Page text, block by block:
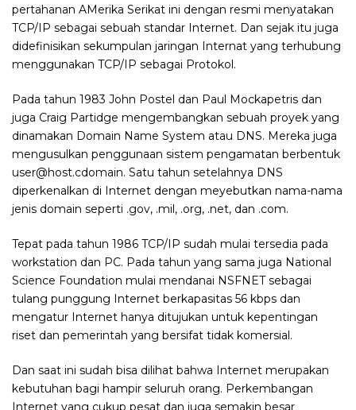
pertahanan AMerika Serikat ini dengan resmi menyatakan
TCP/IP sebagai sebuah standar Internet. Dan sejak itu juga
didefinisikan sekumpulan jaringan Internat yang terhubung
menggunakan TCP/IP sebagai Protokol.
Pada tahun 1983 John Postel dan Paul Mockapetris dan
juga Craig Partidge mengembangkan sebuah proyek yang
dinamakan Domain Name System atau DNS. Mereka juga
mengusulkan penggunaan sistem pengamatan berbentuk
user@host.cdomain. Satu tahun setelahnya DNS
diperkenalkan di Internet dengan meyebutkan nama-nama
jenis domain seperti .gov, .mil, .org, .net, dan .com.
Tepat pada tahun 1986 TCP/IP sudah mulai tersedia pada
workstation dan PC. Pada tahun yang sama juga National
Science Foundation mulai mendanai NSFNET sebagai
tulang punggung Internet berkapasitas 56 kbps dan
mengatur Internet hanya ditujukan untuk kepentingan
riset dan pemerintah yang bersifat tidak komersial.
Dan saat ini sudah bisa dilihat bahwa Internet merupakan
kebutuhan bagi hampir seluruh orang. Perkembangan
Internet yang cukup pesat dan juga semakin besar